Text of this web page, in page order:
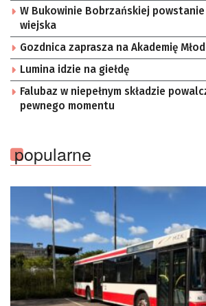
W Bukowinie Bobrzańskiej
wiejska
Gozdnica zaprasza na Akademię
Lumina idzie na giełdę
Falubaz w niepełnym składzie
pewnego momentu
popularne